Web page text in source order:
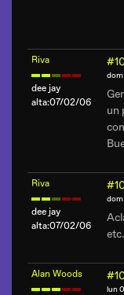
Riva
dee jay
alta:07/02/06
dom
un
Riva
dee jay
alta:07/02/06
etc.
Alan Woods
lun